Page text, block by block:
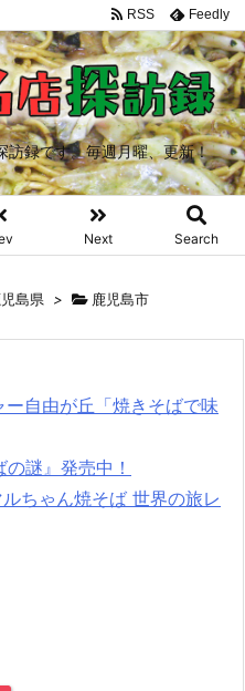
訪録です。毎週月曜、更新！
Next Search
RSS Feedly
島県 > 鹿児島市
ー自由が丘「焼きそばで味
謎』発売中！
ちゃん焼そば 世界の旅レ